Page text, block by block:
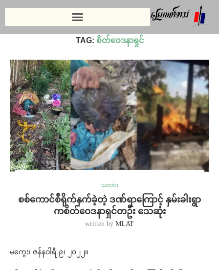
TAG: စိတ်ဝေဒနာရှင်
သတင်း
စစ်ကောင်စီရိုက်နှက်ခဲ့တဲ့ ဒဏ်ရာကြောင့် နှမ်းခါးရွာ
ကစိတ်ဝေဒနာရှင်တဦး သေဆုံး
written by MLAT
မကွေး၊ ဇန်နဝါရီ ၉၊ ၂၀၂၂။